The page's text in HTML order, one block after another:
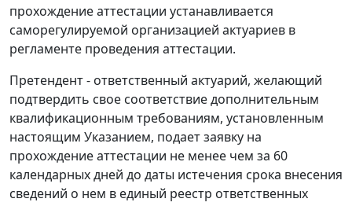
прохождение аттестации устанавливается
саморегулируемой организацией актуариев в
регламенте проведения аттестации.
Претендент - ответственный актуарий, желающий
подтвердить свое соответствие дополнительным
квалификационным требованиям, установленным
настоящим Указанием, подает заявку на
прохождение аттестации не менее чем за 60
календарных дней до даты истечения срока внесения
сведений о нем в единый реестр ответственных